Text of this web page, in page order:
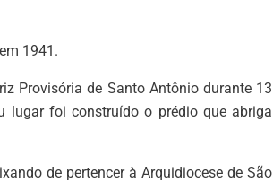
1941.
Provisória de Santo Antônio durante 13
lugar foi construído o prédio que abriga
de pertencer à Arquidiocese de São